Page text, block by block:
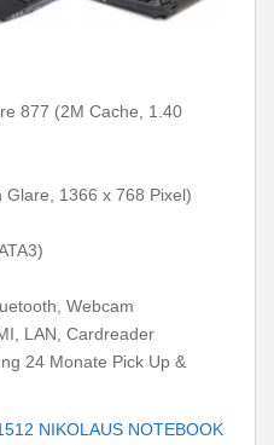
877 (2M Cache, 1.40
Glare, 1366 x 768 Pixel)
Webcam
LAN, Cardreader
24 Monate Pick Up &
NIKOLAUS NOTEBOOK